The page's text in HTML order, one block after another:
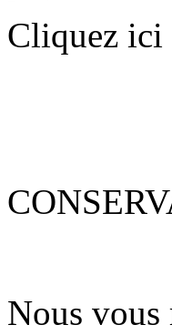
Cliquez ici
Nous vous